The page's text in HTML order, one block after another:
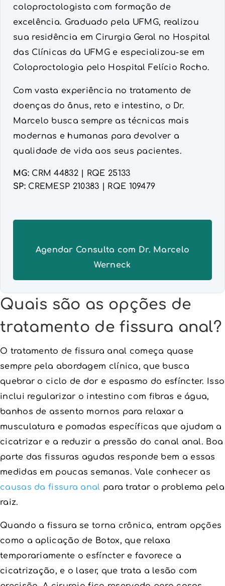
coloproctologista com formação de
excelência. Graduado pela UFMG, realizou
sua residência em Cirurgia Geral no Hospital
das Clínicas da UFMG e especializou-se em
Coloproctologia pelo Hospital Felício Rocho.
Com vasta experiência no tratamento de
doenças do ânus, reto e intestino, o Dr.
Marcelo busca sempre as técnicas mais
modernas e humanas para devolver a
qualidade de vida aos seus pacientes.
MG:CRM 44832 | RQE 25133
SP:CREMESP 210383 | RQE 109479
Agendar Consulta com Dr. Marcelo
Werneck
Quais são as opções de
tratamento de fissura anal?
O tratamento de fissura anal começa quase
sempre pela abordagem clínica, que busca
quebrar o ciclo de dor e espasmo do esfíncter. Isso
inclui regularizar o intestino com fibras e água,
banhos de assento mornos para relaxar a
musculatura e pomadas específicas que ajudam a
cicatrizar e a reduzir a pressão do canal anal. Boa
parte das fissuras agudas responde bem a essas
medidas em poucas semanas. Vale conhecer as
causas da fissura anal para tratar o problema pela
raiz.
Quando a fissura se torna crônica, entram opções
como a aplicação de Botox, que relaxa
temporariamente o esfíncter e favorece a
cicatrização, e o laser, que trata a lesão com